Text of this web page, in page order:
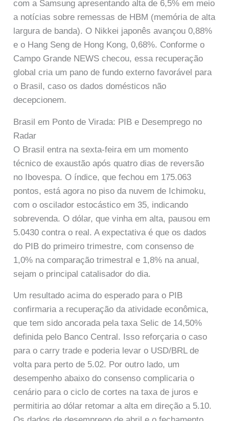
com a Samsung apresentando alta de 6,5% em meio
a notícias sobre remessas de HBM (memória de alta
largura de banda). O Nikkei japonês avançou 0,88%
e o Hang Seng de Hong Kong, 0,68%. Conforme o
Campo Grande NEWS checou, essa recuperação
global cria um pano de fundo externo favorável para
o Brasil, caso os dados domésticos não
decepcionem.
Brasil em Ponto de Virada: PIB e Desemprego no
Radar
O Brasil entra na sexta-feira em um momento
técnico de exaustão após quatro dias de reversão
no Ibovespa. O índice, que fechou em 175.063
pontos, está agora no piso da nuvem de Ichimoku,
com o oscilador estocástico em 35, indicando
sobrevenda. O dólar, que vinha em alta, pausou em
5.0430 contra o real. A expectativa é que os dados
do PIB do primeiro trimestre, com consenso de
1,0% na comparação trimestral e 1,8% na anual,
sejam o principal catalisador do dia.
Um resultado acima do esperado para o PIB
confirmaria a recuperação da atividade econômica,
que tem sido ancorada pela taxa Selic de 14,50%
definida pelo Banco Central. Isso reforçaria o caso
para o carry trade e poderia levar o USD/BRL de
volta para perto de 5.02. Por outro lado, um
desempenho abaixo do consenso complicaria o
cenário para o ciclo de cortes na taxa de juros e
permitiria ao dólar retomar a alta em direção a 5.10.